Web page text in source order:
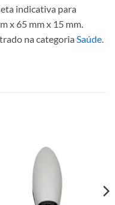
indicativa para
x 65 mm x 15 mm.
na categoria Saúde